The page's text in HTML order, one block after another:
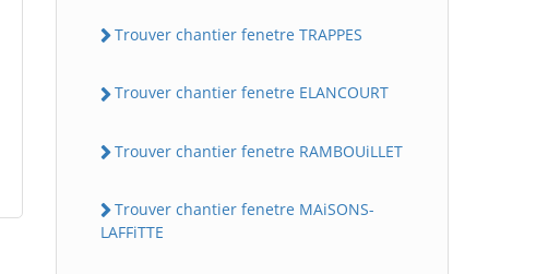
Trouver chantier fenetre TRAPPES
Trouver chantier fenetre ELANCOURT
Trouver chantier fenetre RAMBOUiLLET
Trouver chantier fenetre MAiSONS-
LAFFiTTE